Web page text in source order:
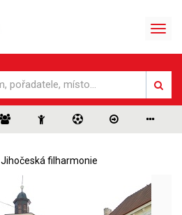
Jihočeská filharmonie